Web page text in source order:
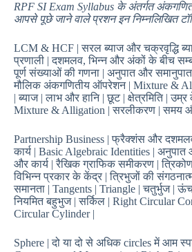
RPF SI Exam Syllabus के अंतर्गत
आपसे पूछे जाने वाले प्रशन इन निम्नलिखित
LCM & HCF | सरल ब्याज और चक्रवृद्धि
प्रणाली | दशमलव, भिन्न और अंकों के बीच
पूर्ण संख्याओं की गणना | अनुपात और
मौलिक अंकगणितीय ऑपरेशन | Mixture &
| ब्याज | लाभ और हानि | छूट | क्षेत्रमिति |
Mixture & Alligation | सरलीकरण | समय
Partnership Business | फ्रैक्शंस और
कार्य | Basic Algebraic Identities |
और कार्य | रैखिक ग्राफिक समीकरण |
विभिन्न प्रकार के केंद्र | त्रिभुजों की
समानता | Tangents | Triangle | चतुर्भुज |
नियमित बहुभुज | सर्किल | Right Circular
Circular Cylinder |
Sphere | दो या दो से अधिक circles में आम